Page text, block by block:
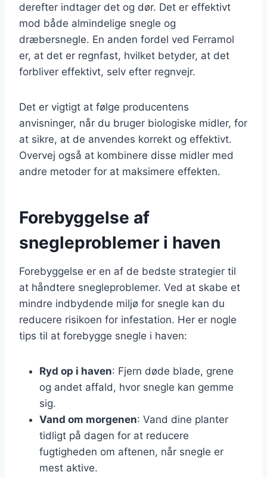
derefter indtager det og dør. Det er effektivt
mod både almindelige snegle og
dræbersnegle. En anden fordel ved Ferramol
er, at det er regnfast, hvilket betyder, at det
forbliver effektivt, selv efter regnvejr.
Det er vigtigt at følge producentens
anvisninger, når du bruger biologiske midler, for
at sikre, at de anvendes korrekt og effektivt.
Overvej også at kombinere disse midler med
andre metoder for at maksimere effekten.
Forebyggelse af
snegleproblemer i haven
Forebyggelse er en af de bedste strategier til
at håndtere snegleproblemer. Ved at skabe et
mindre indbydende miljø for snegle kan du
reducere risikoen for infestation. Her er nogle
tips til at forebygge snegle i haven:
Ryd op i haven: Fjern døde blade, grene
og andet affald, hvor snegle kan gemme
sig.
Vand om morgenen: Vand dine planter
tidligt på dagen for at reducere
fugtigheden om aftenen, når snegle er
mest aktive.